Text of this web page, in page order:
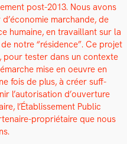
post-2013. Nous avons
marchande, de
humaine, en tra­vail­lant sur la
notre “rési­dence”. Ce pro­jet
pour tester dans un con­texte
mise en oeu­vre en
fois de plus, à créer suff­
l’autorisation d’ouverture
l’Étab­lisse­ment Pub­lic
pro­prié­taire que nous